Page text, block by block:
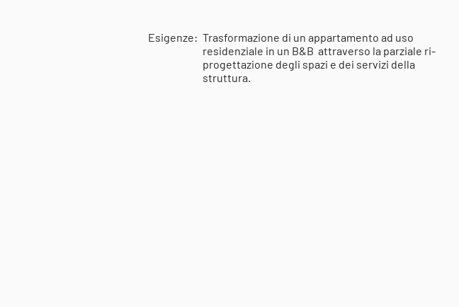
Esigenze: Trasformazione di un appartamento ad uso
residenziale in un B&B attraverso la parziale ri-
progettazione degli spazi e dei servizi della
struttura.